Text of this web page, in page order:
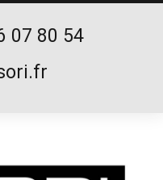
07 80 54